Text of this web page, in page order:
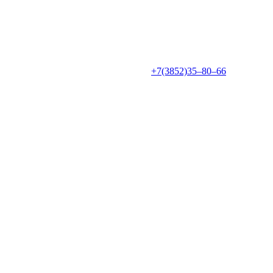
+7(3852)35‒80‒66